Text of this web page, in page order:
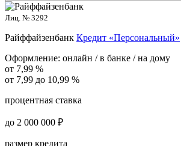
Лиц. № 3292
Райффайзенбанк Кредит «Персональный»
Оформление: онлайн / в банке / на дому
от 7,99 %
от 7,99 до 10,99 %
процентная ставка
до 2 000 000 ₽
размер кредита